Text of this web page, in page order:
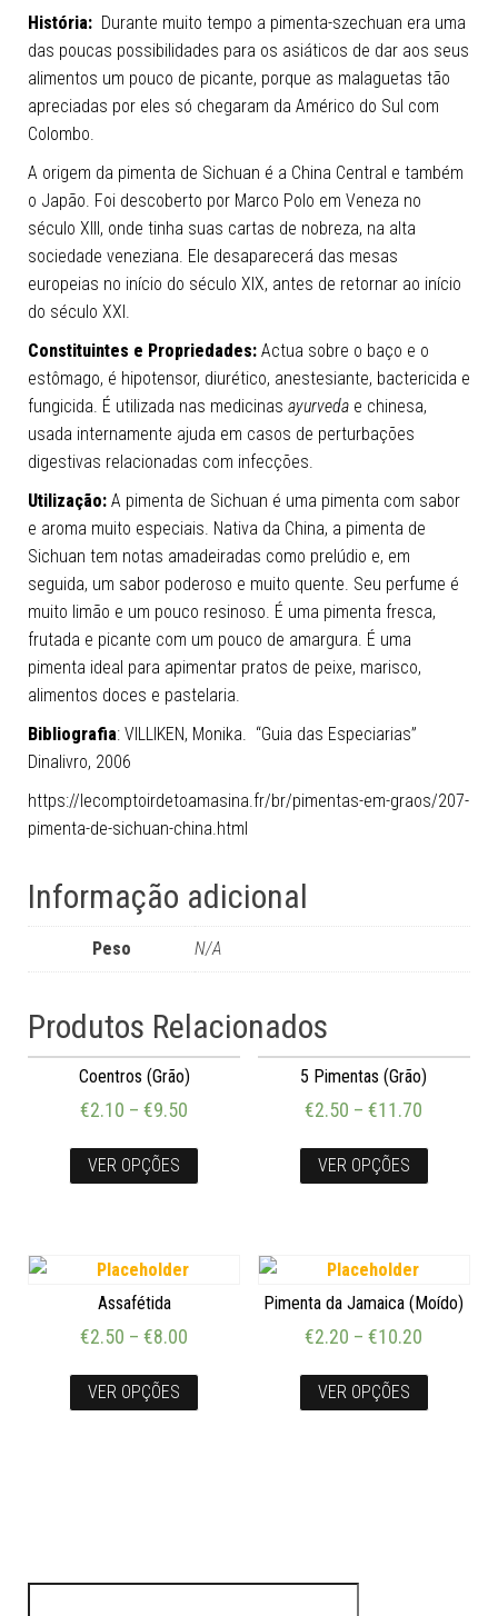
História: Durante muito tempo a pimenta-szechuan era uma
das poucas possibilidades para os asiáticos de dar aos seus
alimentos um pouco de picante, porque as malaguetas tão
apreciadas por eles só chegaram da Américo do Sul com
Colombo.
A origem da pimenta de Sichuan é a China Central e também
o Japão. Foi descoberto por Marco Polo em Veneza no
século XIII, onde tinha suas cartas de nobreza, na alta
sociedade veneziana. Ele desaparecerá das mesas
europeias no início do século XIX, antes de retornar ao início
do século XXI.
Constituintes e Propriedades: Actua sobre o baço e o
estômago, é hipotensor, diurético, anestesiante, bactericida e
fungicida. É utilizada nas medicinas ayurveda e chinesa,
usada internamente ajuda em casos de perturbações
digestivas relacionadas com infecções.
Utilização: A pimenta de Sichuan é uma pimenta com sabor
e aroma muito especiais. Nativa da China, a pimenta de
Sichuan tem notas amadeiradas como prelúdio e, em
seguida, um sabor poderoso e muito quente. Seu perfume é
muito limão e um pouco resinoso. É uma pimenta fresca,
frutada e picante com um pouco de amargura. É uma
pimenta ideal para apimentar pratos de peixe, marisco,
alimentos doces e pastelaria.
Bibliografia: VILLIKEN, Monika. “Guia das Especiarias”
Dinalivro, 2006
https://lecomptoirdetoamasina.fr/br/pimentas-em-graos/207-
pimenta-de-sichuan-china.html
Informação adicional
Peso N/A
Produtos Relacionados
Coentros (Grão)
€2.10 –€9.50
VER OPÇÕES
5 Pimentas (Grão)
€2.50 –€11.70
VER OPÇÕES
Assafétida
€2.50 –€8.00
VER OPÇÕES
Pimenta da Jamaica (Moído)
€2.20 –€10.20
VER OPÇÕES